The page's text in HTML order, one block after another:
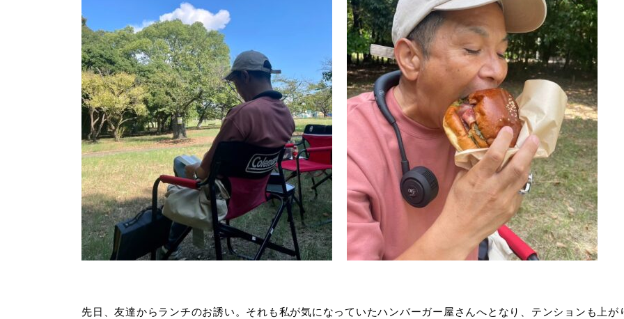
先日、友達からランチのお誘い。それも私が気になっていたハンバーガー屋さんへとなり、テンションも上が